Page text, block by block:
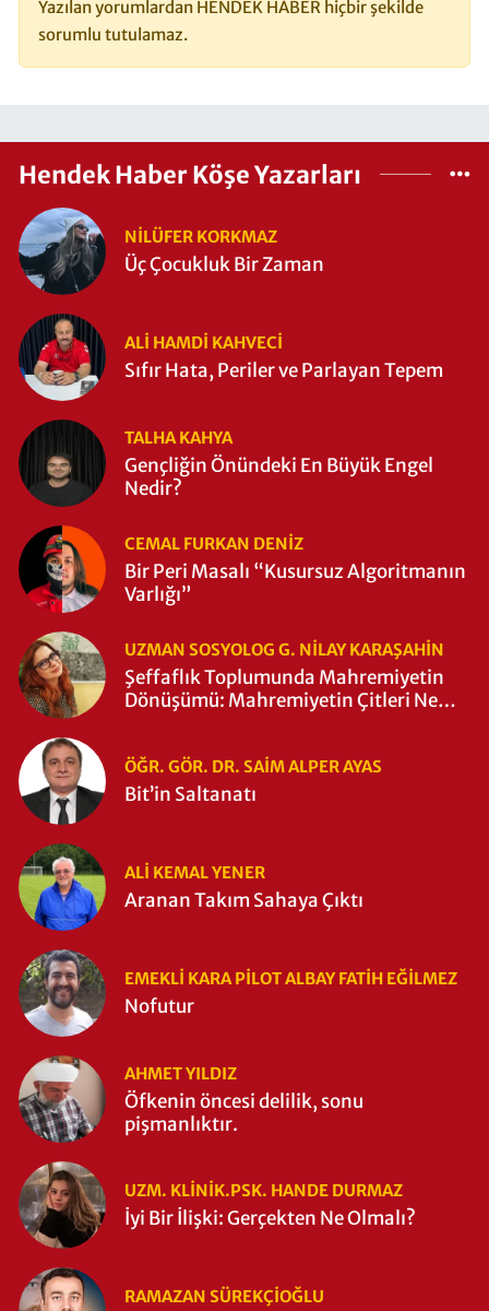
Yazılan yorumlardan HENDEK HABER hiçbir şekilde
sorumlu tutulamaz.
Hendek Haber Köşe Yazarları
NILÜFER KORKMAZ
Üç Çocukluk Bir Zaman
ALI HAMDI KAHVECİ
Sıfır Hata, Periler ve Parlayan Tepem
TALHA KAHYA
Gençliğin Önündeki En Büyük Engel
Nedir?
CEMAL FURKAN DENİZ
Bir Peri Masalı “Kusursuz Algoritmanın
Varlığı”
UZMAN SOSYOLOG G. NILAY KARAŞAHİN
Şeffaflık Toplumunda Mahremiyetin
Dönüşümü: Mahremiyetin Çitleri Ne
ÖĞR. GÖR. DR. SAIM ALPER AYAS
Bit’in Saltanatı
ALI KEMAL YENER
Aranan Takım Sahaya Çıktı
EMEKLI KARA PILOT ALBAY FATIH EĞİLMEZ
Nofutur
AHMET YILDIZ
Öfkenin öncesi delilik, sonu
pişmanlıktır.
UZM. KLINIK.PSK. HANDE DURMAZ
İyi Bir İlişki: Gerçekten Ne Olmalı?
RAMAZAN SÜREKÇIOĞLU